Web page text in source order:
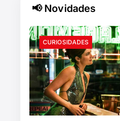
📢 Novidades
CURIOSIDADES